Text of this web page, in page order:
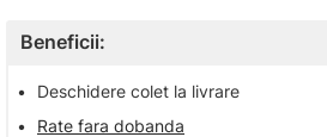
Beneficii:
•
Deschidere colet la livrare
•
Rate fara dobanda